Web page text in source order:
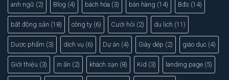
anh ngữ (2) Blog (4) bách hóa (3) bán hàng (14) Bđs (14)
bất động sản (18) công ty (6) Cưới hỏi (2) du lịch (11)
Dược phẩm (3) dịch vụ (6) Dự án (4) Giày dép (2) giáo dục (4)
Giới thiệu (3) in ấn (2) khách sạn (8) Kid (3) landing page (5)